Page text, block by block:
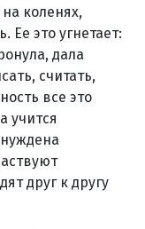
коленях,
Ее это угнетает:
дала
считать,
все это
учится
друг к другу